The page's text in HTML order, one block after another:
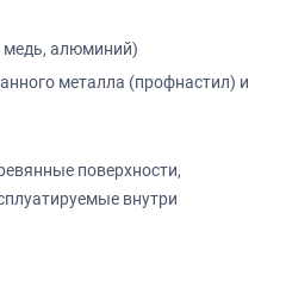
алюминий)
металла (профнастил) и
поверхности,
внутри